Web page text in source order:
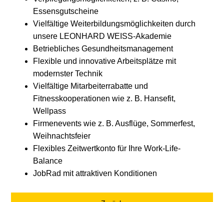
Essensgutscheine
Vielfältige Weiterbildungsmöglichkeiten durch
unsere LEONHARD WEISS-Akademie
Betriebliches Gesundheitsmanagement
Flexible und innovative Arbeitsplätze mit
modernster Technik
Vielfältige Mitarbeiterrabatte und
Fitnesskooperationen wie z. B. Hansefit,
Wellpass
Firmenevents wie z. B. Ausflüge, Sommerfest,
Weihnachtsfeier
Flexibles Zeitwertkonto für Ihre Work-Life-
Balance
JobRad mit attraktiven Konditionen